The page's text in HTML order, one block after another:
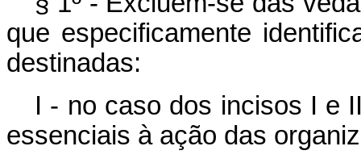
que especificamente
destinadas:
I - no caso dos incisos I e
essenciais à ação das